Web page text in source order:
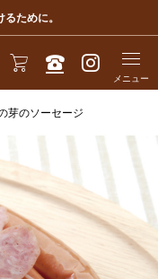
ために。
芽のソーセージ